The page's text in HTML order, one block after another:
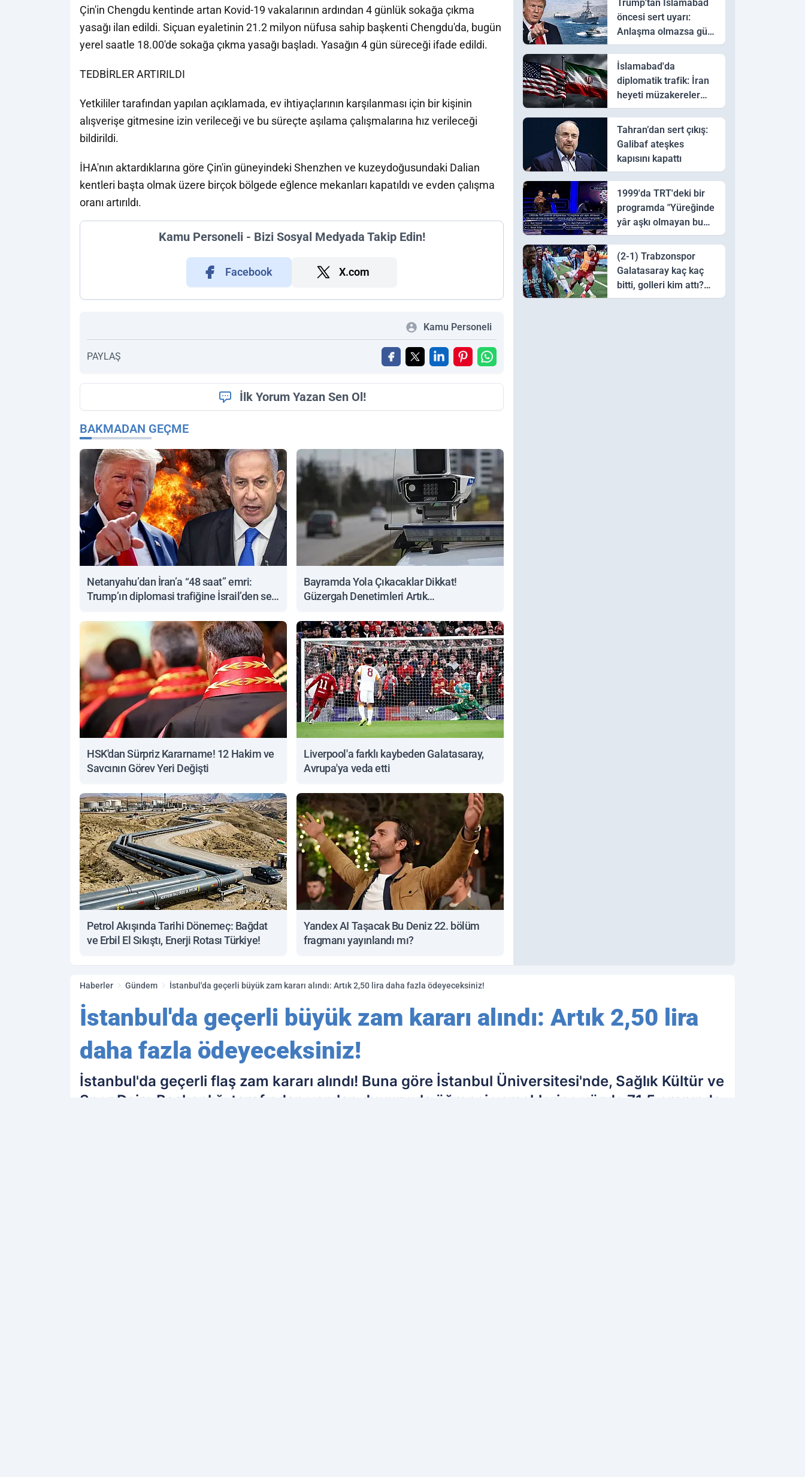
Çin'in Chengdu kentinde artan Kovid-19 vakalarının ardından 4 günlük sokağa çıkma
yasağı ilan edildi. Siçuan eyaletinin 21.2 milyon nüfusa sahip başkenti Chengdu'da, bugün
yerel saatle 18.00'de sokağa çıkma yasağı başladı. Yasağın 4 gün süreceği ifade edildi.
TEDBİRLER ARTIRILDI
Yetkililer tarafından yapılan açıklamada, ev ihtiyaçlarının karşılanması için bir kişinin
alışverişe gitmesine izin verileceği ve bu süreçte aşılama çalışmalarına hız verileceği
bildirildi.
İHA'nın aktardıklarına göre Çin'in güneyindeki Shenzhen ve kuzeydoğusundaki Dalian
kentleri başta olmak üzere birçok bölgede eğlence mekanları kapatıldı ve evden çalışma
oranı artırıldı.
Kamu Personeli - Bizi Sosyal Medyada Takip Edin!
Facebook X.com
Kamu Personeli
PAYLAŞ
İlk Yorum Yazan Sen Ol!
BAKMADAN GEÇME
Netanyahu’dan İran’a “48 saat” emri:
Trump’ın diplomasi trafiğine İsrail’den sert
Bayramda Yola Çıkacaklar Dikkat!
Güzergah Denetimleri Artık
HSK'dan Sürpriz Kararname! 12 Hakim ve
Savcının Görev Yeri Değişti
Liverpool'a farklı kaybeden Galatasaray,
Avrupa'ya veda etti
Petrol Akışında Tarihi Dönemeç: Bağdat
ve Erbil El Sıkıştı, Enerji Rotası Türkiye!
Yandex AI Taşacak Bu Deniz 22. bölüm
fragmanı yayınlandı mı?
Trump'tan İslamabad
öncesi sert uyarı:
Anlaşma olmazsa güç
kullanırız
İslamabad'da
diplomatik trafik: İran
heyeti müzakereler
için Pakistan'a ulaştı
Tahran’dan sert çıkış:
Galibaf ateşkes
kapısını kapattı
1999'da TRT'deki bir
programda "Yüreğinde
yâr aşkı olmayan bu
sazı çalarsa tingirdatır"
sözünü söyleyen halk
ozanı hangisidir?
(2-1) Trabzonspor
Galatasaray kaç kaç
bitti, golleri kim attı?
Trabzonspor
Haberler Gündem İstanbul'da geçerli büyük zam kararı alındı: Artık 2,50 lira daha fazla ödeyeceksiniz!
İstanbul'da geçerli büyük zam kararı alındı: Artık 2,50 lira
daha fazla ödeyeceksiniz!
İstanbul'da geçerli flaş zam kararı alındı! Buna göre İstanbul Üniversitesi'nde, Sağlık Kültür ve
Spor Daire Başkanlığı tarafından yapılan duyuruyla öğrenci yemeklerine yüzde 71,5 oranında